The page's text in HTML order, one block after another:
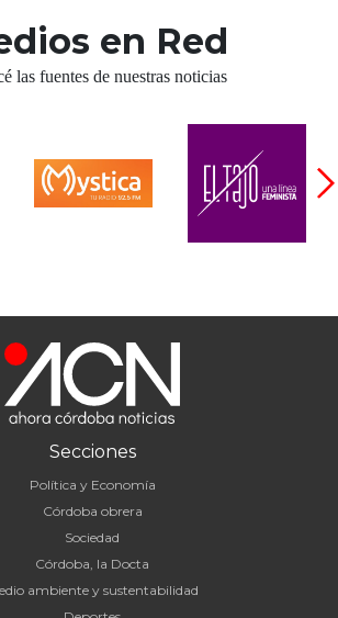
en Red
las fuentes de nuestras noticias
Secciones
Política y Economía
Córdoba obrera
Sociedad
Córdoba, la Docta
ambiente y sustentabilidad